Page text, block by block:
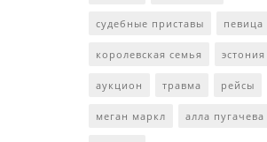
судебные приставы певица
королевская семья эстония
аукцион травма рейсы
меган маркл алла пугачева